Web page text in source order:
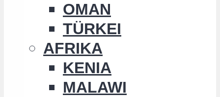
OMAN
TÜRKEI
AFRIKA
KENIA
MALAWI